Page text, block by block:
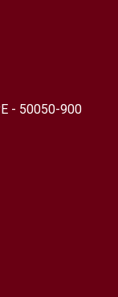
- 50050-900